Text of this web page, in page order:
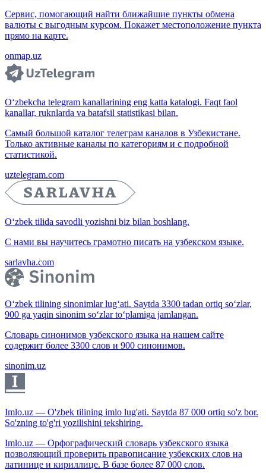
Сервис, помогающий найти ближайшие пункты обмена
валюты с выгодным курсом. Покажет местоположение пункта
прямо на карте.
onmap.uz
O‘zbekcha telegram kanallarining eng katta katalogi. Faqt faol
kanallar, ruknlarda va batafsil statistikasi bilan.
Самый большой каталог телеграм каналов в Узбекистане.
Только активные каналы по категориям и с подробной
статистикой.
uztelegram.com
O‘zbek tilida savodli yozishni biz bilan boshlang.
С нами вы научитесь грамотно писать на узбекском языке.
sarlavha.com
O‘zbek tilining sinonimlar lug‘ati. Saytda 3300 tadan ortiq so‘zlar,
900 ga yaqin sinonim so‘zlar to‘plamiga jamlangan.
Словарь синонимов узбекского языка на нашем сайте
содержит более 3300 слов и 900 синонимов.
sinonim.uz
Imlo.uz — O'zbek tilining imlo lug'ati. Saytda 87 000 ortiq so'z bor.
So'zning to'g'ri yozilishini tekshiring.
Imlo.uz — Орфографический словарь узбекского языка
позволяющий проверить правописание узбекских слов на
латинице и кириллице. В базе более 87 000 слов.